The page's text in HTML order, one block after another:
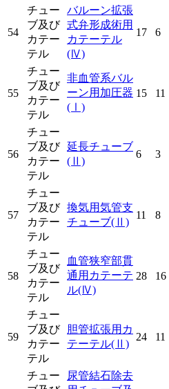
54
チュー
ブ及び
カテー
テル
バルーン拡張
式弁形成術用
カテーテル
(Ⅳ)
17 6
55
チュー
ブ及び
カテー
テル
非血管系バル
ーン用加圧器
(Ⅰ)
15 11
56
チュー
ブ及び
カテー
テル
延長チューブ
(Ⅱ)
6 3
57
チュー
ブ及び
カテー
テル
換気用気管支
チューブ(Ⅱ)
11 8
58
チュー
ブ及び
カテー
テル
血管狭窄部貫
通用カテーテ
ル(Ⅳ)
28 16
59
チュー
ブ及び
カテー
テル
胆管拡張用カ
テーテル(Ⅱ)
24 11
チュー
尿管結石除去